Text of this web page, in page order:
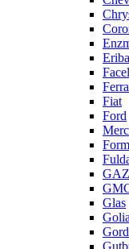
Eriba
Fiat
Ford
GAZ
Glas